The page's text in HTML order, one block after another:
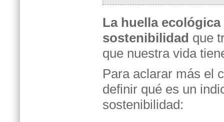
La huella
sostenibilidad que
que nuestra vida
Para aclarar más el
definir qué es un
sostenibilidad: